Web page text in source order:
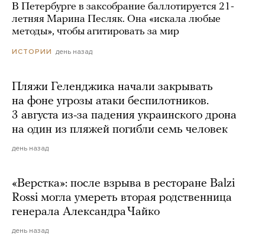
В Петербурге в заксобрание баллотируется 21-
летняя Марина Песляк. Она «искала любые
методы», чтобы агитировать за мир
ИСТОРИИ день назад
Пляжи Геленджика начали закрывать
на фоне угрозы атаки беспилотников.
3 августа из-за падения украинского дрона
на один из пляжей погибли семь человек
день назад
«Верстка»: после взрыва в ресторане Balzi
Rossi могла умереть вторая родственница
генерала Александра Чайко
день назад